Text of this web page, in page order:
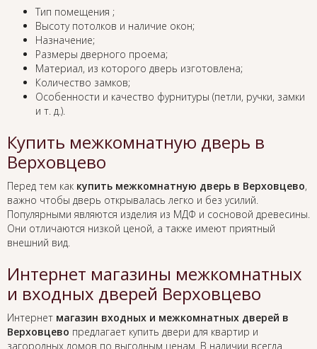
Тип помещения ;
Высоту потолков и наличие окон;
Назначение;
Размеры дверного проема;
Материал, из которого дверь изготовлена;
Количество замков;
Особенности и качество фурнитуры (петли, ручки, замки
и т. д.).
Купить межкомнатную дверь в
Верховцево
Перед тем как купить межкомнатную дверь в Верховцево,
важно чтобы дверь открывалась легко и без усилий.
Популярными являются изделия из МДФ и сосновой древесины.
Они отличаются низкой ценой, а также имеют приятный
внешний вид.
Интернет магазины межкомнатных
и входных дверей Верховцево
Интернет магазин входных и межкомнатных дверей в
Верховцево предлагает купить двери для квартир и
загородных домов по выгодным ценам. В наличии всегда